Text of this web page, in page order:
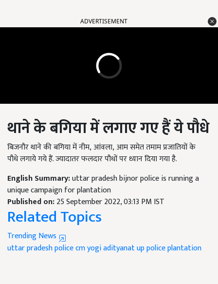
ADVERTISEMENT
थाने के बगिया में लगाए गए हैं ये पौधे
बिजनौर थाने की बगिया में नीम,आंवला,आम समेत तमाम प्रजातियों के
पौधेलगाये गयेहैं. ज्यादातर फलदार पौधों पर ध्यान दिया गया है.
English Summary:uttar pradesh bijnor police is running a
unique campaign for plantation
Published on:25 September 2022, 03:13 PM IST
Related Topics
Trending News
uttar pradesh policecm yogi adityanatup policeplantation